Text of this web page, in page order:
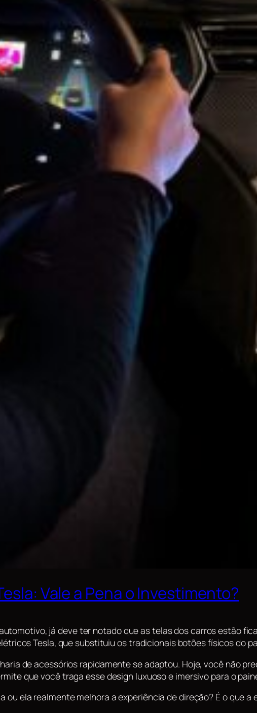
Vale a Pena o Investimento?
já deve ter notado que as telas dos carros estão
Tesla, que substituiu os tradicionais botões físicos do
de acessórios rapidamente se adaptou. Hoje, você não
que você traga esse design luxuoso e imersivo para o
ela realmente melhora a experiência de direção? É o que